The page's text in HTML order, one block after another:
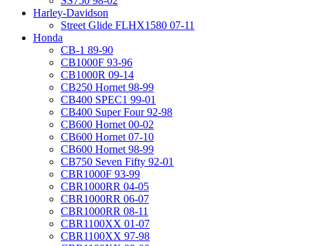
Harley-Davidson
Street Glide FLHX1580 07-11
Honda
CB-1 89-90
CB1000F 93-96
CB1000R 09-14
CB250 Hornet 98-99
CB400 SPEC1 99-01
CB400 Super Four 92-98
CB600 Hornet 00-02
CB600 Hornet 07-10
CB600 Hornet 98-99
CB750 Seven Fifty 92-01
CBR1000F 93-99
CBR1000RR 04-05
CBR1000RR 06-07
CBR1000RR 08-11
CBR1100XX 01-07
CBR1100XX 97-98